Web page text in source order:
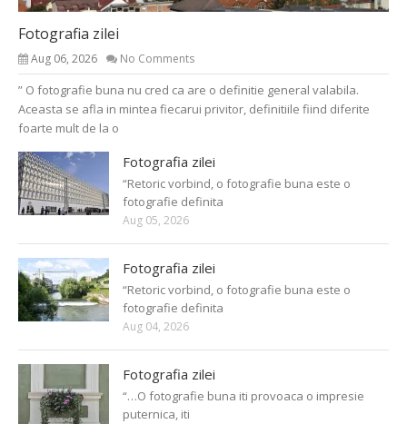
Fotografia zilei
Aug 06, 2026 No Comments
” O fotografie buna nu cred ca are o definitie general valabila.
Aceasta se afla in mintea fiecarui privitor, definitiile fiind diferite
foarte mult de la o
Fotografia zilei
“Retoric vorbind, o fotografie buna este o
fotografie definita
Aug 05, 2026
Fotografia zilei
“Retoric vorbind, o fotografie buna este o
fotografie definita
Aug 04, 2026
Fotografia zilei
“…O fotografie buna iti provoaca o impresie
puternica, iti